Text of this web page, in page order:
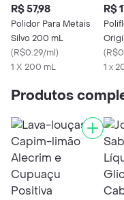
R$ 57,98
Polidor Para Metais
Silvo 200 mL
(R$0.29/ml)
1 X 200 mL
R$
(
1 x
Produtos